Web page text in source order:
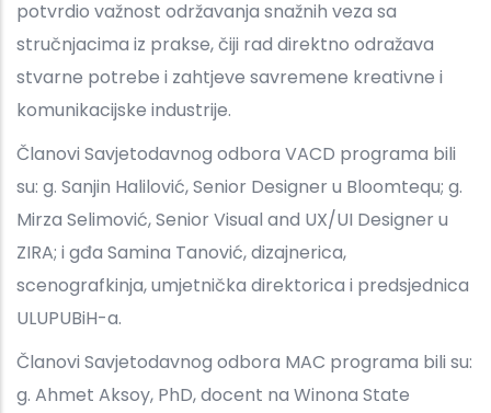
potvrdio važnost održavanja snažnih veza sa
stručnjacima iz prakse, čiji rad direktno odražava
stvarne potrebe i zahtjeve savremene kreativne i
komunikacijske industrije.
Članovi Savjetodavnog odbora VACD programa bili
su: g. Sanjin Halilović, Senior Designer u Bloomtequ; g.
Mirza Selimović, Senior Visual and UX/UI Designer u
ZIRA; i gđa Samina Tanović, dizajnerica,
scenografkinja, umjetnička direktorica i predsjednica
ULUPUBiH-a.
Članovi Savjetodavnog odbora MAC programa bili su:
g. Ahmet Aksoy, PhD, docent na Winona State